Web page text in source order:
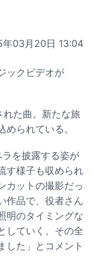
03月20日 13:04
ックビデオが
れた曲。新たな旅
られている。
を披露する姿が
す様子も収められ
カットの撮影だっ
作品で、役者さん
明のタイミングな
していく。その全
した」とコメント